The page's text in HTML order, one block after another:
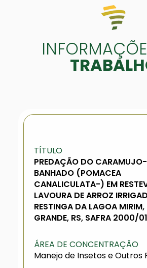
TÍTULO
PREDAÇÃO DO
BANHADO (POMACEA
CANALICULATA-) EM
LAVOURA DE ARROZ
RESTINGA DA LAGOA MIRIM,
GRANDE, RS, SAFRA 2000/01
ÁREA DE CONCENTRAÇÃO
Manejo de Insetos e Outros